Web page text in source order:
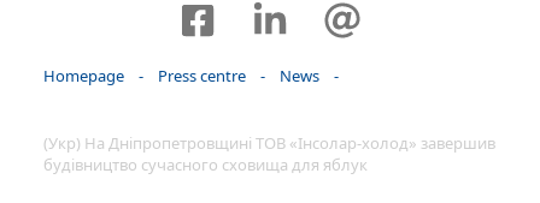
Homepage - Press centre - News -
(Укр) На Дніпропетровщині ТОВ «Інсолар-холод» завершив
будівництво сучасного сховища для яблук